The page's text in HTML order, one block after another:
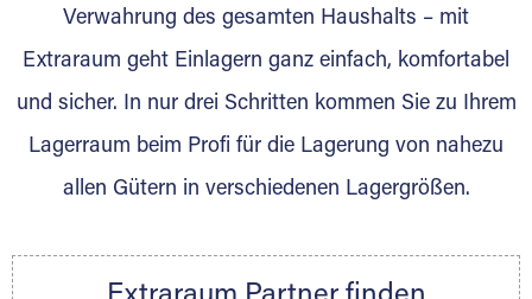
Marktgerechte Preise
Digitale Buchungsplattform
Gewinnung von Neukunden
Nachricht.
Verwahrung des gesamten Haushalts – mit
Extraraum geht Einlagern ganz einfach, komfortabel
und sicher. In nur drei Schritten kommen Sie zu Ihrem
Lagerraum beim Profi für die Lagerung von nahezu
allen Gütern in verschiedenen Lagergrößen.